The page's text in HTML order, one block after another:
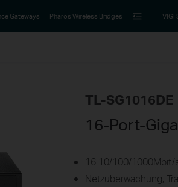
Gateways Pharos Wireless Bridges VIGI
TL-SG1016DE
16-Port-
16 10/100/1000Mbit/
Netzüberwachung,